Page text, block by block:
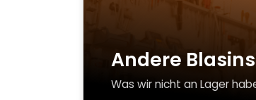
Andere
Was wir nicht an Lager